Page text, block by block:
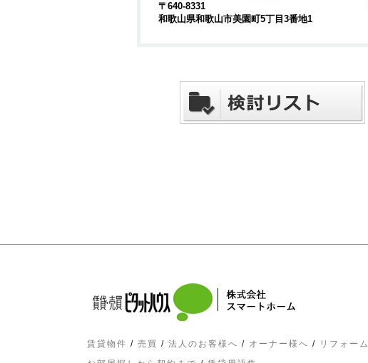
〒640-8331
和歌山県和歌山市美園町5丁目3番地1
賃貸物件 / 売買 / 法人のお客様へ / オーナー様へ / リフォーム